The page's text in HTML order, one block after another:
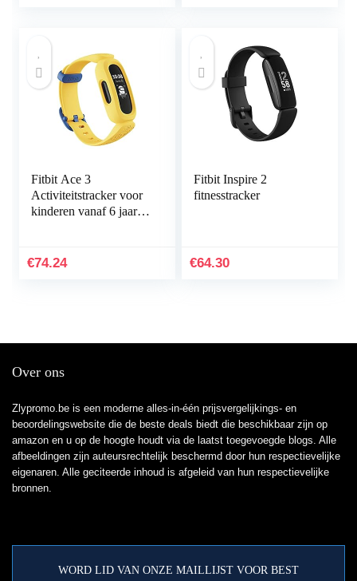
Fitbit Ace 3
Activiteitstracker voor
kinderen vanaf 6 jaar.
wijzerplaten &
€74.24
Fitbit Inspire 2
fitnesstracker
€64.30
Over ons
Zlypromo.be is een moderne alles-in-één prijsvergelijkings- en
beoordelingswebsite die de beste deals biedt die beschikbaar zijn op
amazon en u op de hoogte houdt via de laatst toegevoegde blogs. Alle
afbeeldingen zijn auteursrechtelijk beschermd door hun respectievelijke
eigenaren. Alle geciteerde inhoud is afgeleid van hun respectievelijke
bronnen.
WORD LID VAN ONZE MAILLIJST VOOR BEST